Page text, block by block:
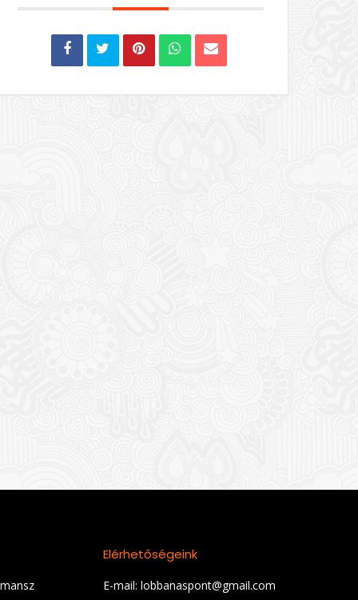
Elérhetőségeink
E-mail: lobbanaspont@gmail.com